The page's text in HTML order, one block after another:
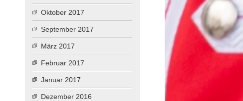
Oktober 2017
September 2017
März 2017
Februar 2017
Januar 2017
Dezember 2016